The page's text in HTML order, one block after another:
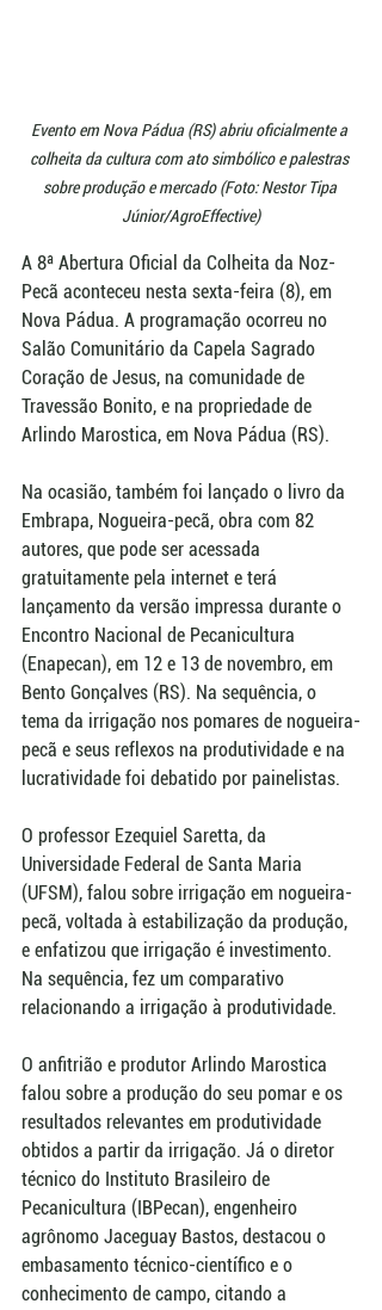
Evento em Nova Pádua (RS) abriu oficialmente a
colheita da cultura com ato simbólico e palestras
sobre produção e mercado (Foto: Nestor Tipa
Júnior/AgroEffective)
A 8ª Abertura Oficial da Colheita da Noz-
Pecã aconteceu nesta sexta-feira (8), em
Nova Pádua. A programação ocorreu no
Salão Comunitário da Capela Sagrado
Coração de Jesus, na comunidade de
Travessão Bonito, e na propriedade de
Arlindo Marostica, em Nova Pádua (RS).
Na ocasião, também foi lançado o livro da
Embrapa, Nogueira-pecã, obra com 82
autores, que pode ser acessada
gratuitamente pela internet e terá
lançamento da versão impressa durante o
Encontro Nacional de Pecanicultura
(Enapecan), em 12 e 13 de novembro, em
Bento Gonçalves (RS). Na sequência, o
tema da irrigação nos pomares de nogueira-
pecã e seus reflexos na produtividade e na
lucratividade foi debatido por painelistas.
O professor Ezequiel Saretta, da
Universidade Federal de Santa Maria
(UFSM), falou sobre irrigação em nogueira-
pecã, voltada à estabilização da produção,
e enfatizou que irrigação é investimento.
Na sequência, fez um comparativo
relacionando a irrigação à produtividade.
O anfitrião e produtor Arlindo Marostica
falou sobre a produção do seu pomar e os
resultados relevantes em produtividade
obtidos a partir da irrigação. Já o diretor
técnico do Instituto Brasileiro de
Pecanicultura (IBPecan), engenheiro
agrônomo Jaceguay Bastos, destacou o
embasamento técnico-científico e o
conhecimento de campo, citando a